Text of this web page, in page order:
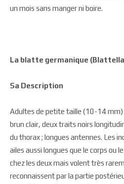
un mois sans manger ni boire.
La blatte germanique
Sa Description
Adultes de petite taille (10-14 mm)
brun clair, deux traits noirs
du thorax ; longues antennes. Les
ailes aussi longues que le corps ou
chez les deux mais volent très
reconnaissent par la partie